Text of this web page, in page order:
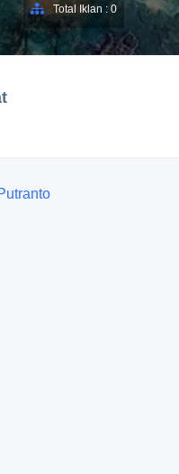
Total Iklan : 0